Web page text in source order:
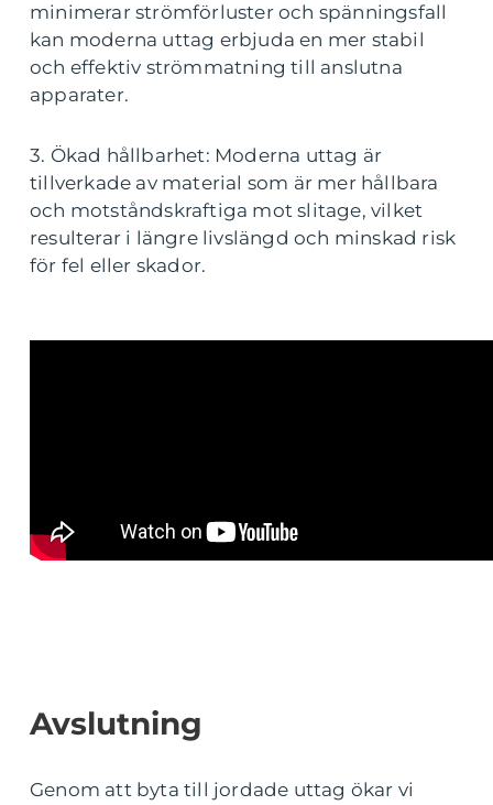
minimerar strömförluster och spänningsfall
kan moderna uttag erbjuda en mer stabil
och effektiv strömmatning till anslutna
apparater.
3. Ökad hållbarhet: Moderna uttag är
tillverkade av material som är mer hållbara
och motståndskraftiga mot slitage, vilket
resulterar i längre livslängd och minskad risk
för fel eller skador.
Avslutning
Genom att byta till jordade uttag ökar vi